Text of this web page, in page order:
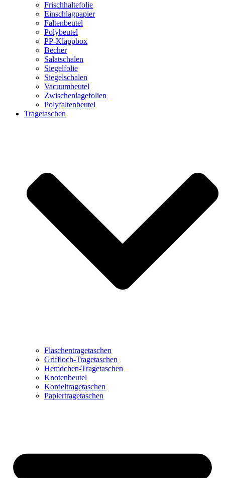
Frischhaltefolie
Einschlagpapier
Faltenbeutel
Polybeutel
PP-Klappbox
Becher
Salatschalen
Siegelfolie
Siegelschalen
Vacuumbeutel
Zwischenlagefolien
Polyfaltenbeutel
Tragetaschen
Flaschentragetaschen
Griffloch-Tragetaschen
Hemdchen-Tragetaschen
Knotenbeutel
Kordeltragetaschen
Papiertragetaschen